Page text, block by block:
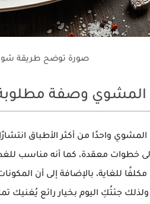
صورة توضح طريقة شوي
المشوي وصفة
المشوي واحدًا من أكثر الأطباق
إلى خطوات معقدة، كما أنه مناسب
للغاية، بالإضافة إلى أن
جئتُكِ اليوم بخيار رائع يُغنيك